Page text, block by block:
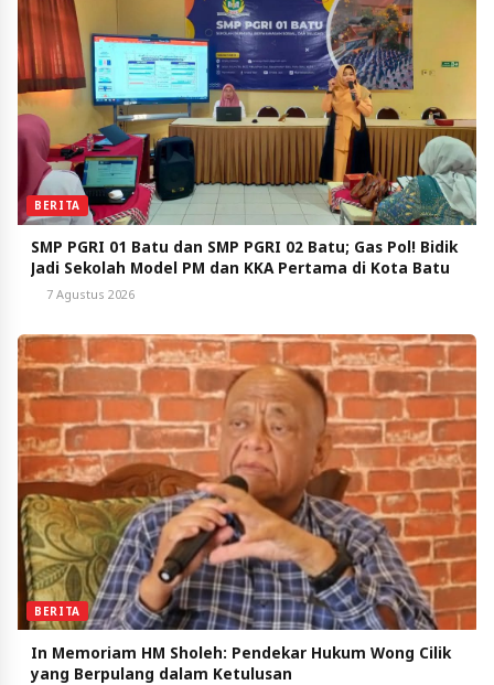
BERITA
SMP PGRI 01 Batu dan SMP PGRI 02 Batu; Gas Pol! Bidik
Jadi Sekolah Model PM dan KKA Pertama di Kota Batu
7 Agustus 2026
BERITA
In Memoriam HM Sholeh: Pendekar Hukum Wong Cilik
yang Berpulang dalam Ketulusan